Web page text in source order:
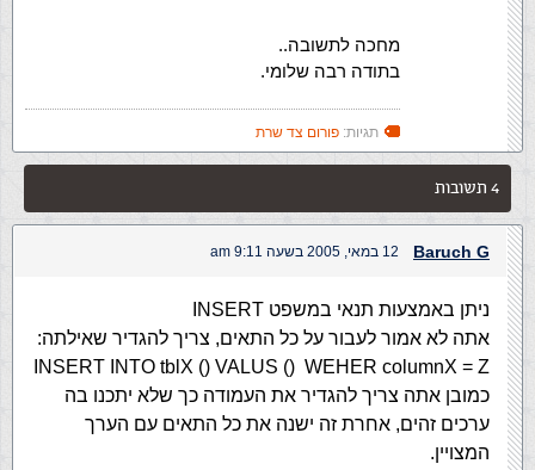
מחכה לתשובה..
בתודה רבה שלומי.
תגיות: פורום צד שרת
4 תשובות
Baruch G 12 במאי, 2005 בשעה 9:11 am
ניתן באמצעות תנאי במשפט INSERT
אתה לא אמור לעבור על כל התאים, צריך להגדיר שאילתה:
INSERT INTO tblX () VALUS () WEHER columnX = Z
כמובן אתה צריך להגדיר את העמודה כך שלא יתכנו בה
ערכים זהים, אחרת זה ישנה את כל התאים עם הערך
המצויין.